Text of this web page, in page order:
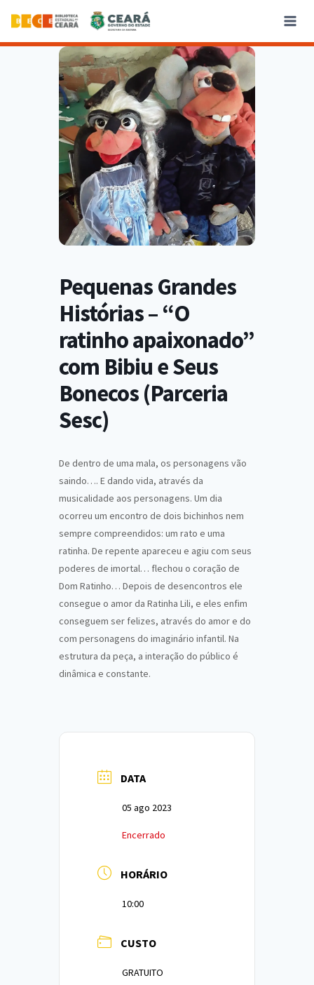
Pequenas Grandes
Histórias – “O
ratinho apaixonado”
com Bibiu e Seus
Bonecos (Parceria
Sesc)
De dentro de uma mala, os personagens vão
saindo…. E dando vida, através da
musicalidade aos personagens. Um dia
ocorreu um encontro de dois bichinhos nem
sempre compreendidos: um rato e uma
ratinha. De repente apareceu e agiu com seus
poderes de imortal… flechou o coração de
Dom Ratinho… Depois de desencontros ele
consegue o amor da Ratinha Lili, e eles enfim
conseguem ser felizes, através do amor e do
com personagens do imaginário infantil. Na
estrutura da peça, a interação do público é
dinâmica e constante.
DATA
05 ago 2023
Encerrado
HORÁRIO
10:00
CUSTO
GRATUITO